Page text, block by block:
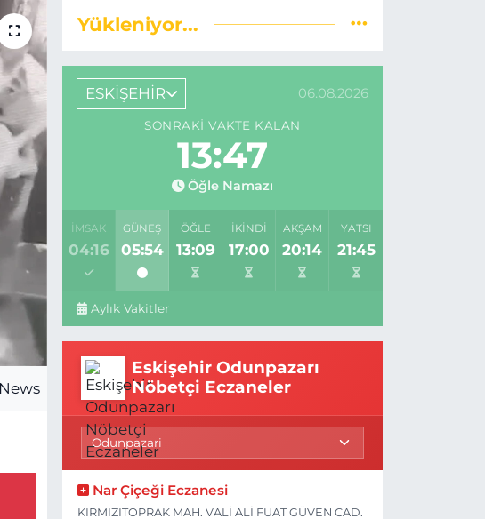
Yükleniyor...
ESKİŞEHİR 06.08.2026
SONRAKI VAKTE KALAN
13:46
Öğle Namazı
İMSAK
04:16
GÜNEŞ
05:54
ÖĞLE
13:09
İKINDI
17:00
AKŞAM
20:14
YATSI
21:45
Aylık Vakitler
Eskişehir Odunpazarı
Nöbetçi Eczaneler
Nar Çiçeği Eczanesi
KIRMIZITOPRAK MAH. VALİ ALİ FUAT GÜVEN CAD.